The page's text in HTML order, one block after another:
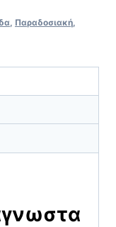
Παραδοσιακή